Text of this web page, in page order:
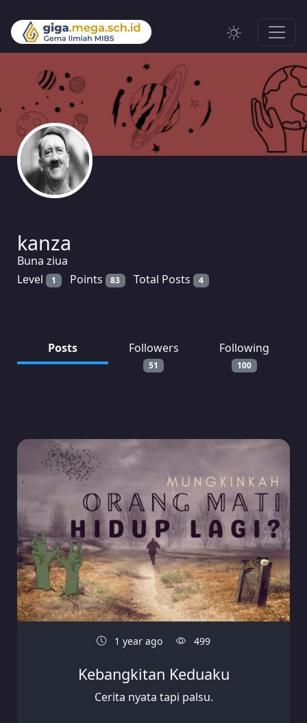
kanza
Buna ziua
Level
1 Points 83 Total Posts 4
Posts Followers
51
Following
100
1 year ago 499
Kebangkitan Keduaku
Cerita nyata tapi palsu.